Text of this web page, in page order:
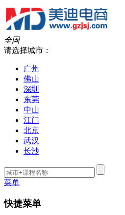
全国
请选择城市：
广州
佛山
深圳
东莞
中山
江门
北京
武汉
长沙
菜单
快捷菜单